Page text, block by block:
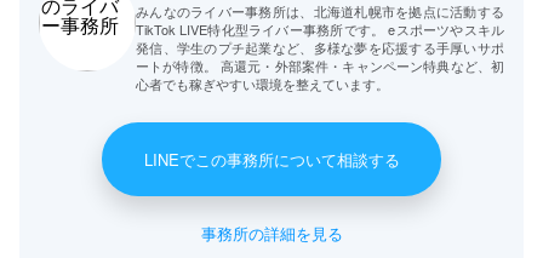
みんなのライバー事務所は、北海道札幌市を拠点に活動する
TikTok LIVE特化型ライバー事務所です。 eスポーツやスキル
発信、学生のプチ起業など、多様な夢を応援する手厚いサポ
ートが特徴。 高還元・外部案件・キャンペーン特典など、初
心者でも稼ぎやすい環境を整えています。
LINEでこの事務所について相談する
事務所の詳細を見る